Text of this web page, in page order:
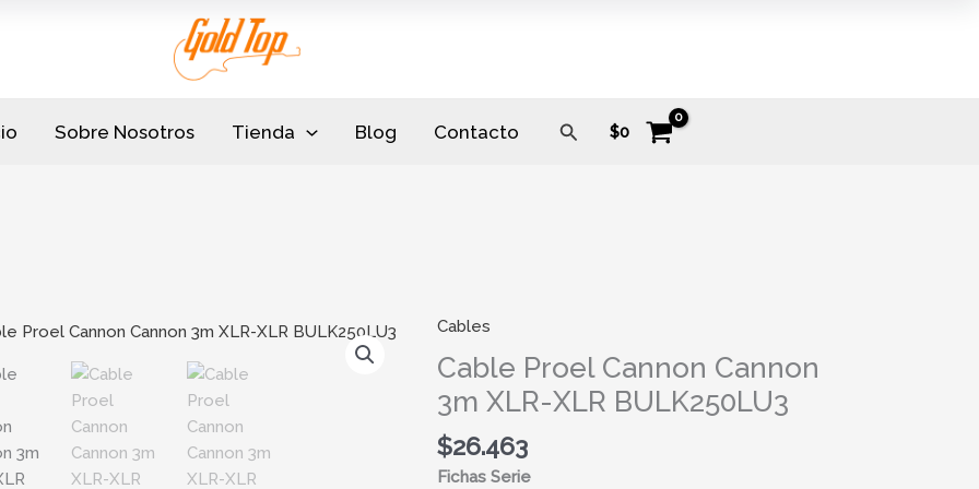
Sobre Nosotros Tienda Blog Contacto Buscar
$0
Cables
Cable Proel Cannon Cannon
3m XLR-XLR BULK250LU3
$26.463
Fichas Serie
Cable
Proel
Cannon
Cannon
3m
XLR-